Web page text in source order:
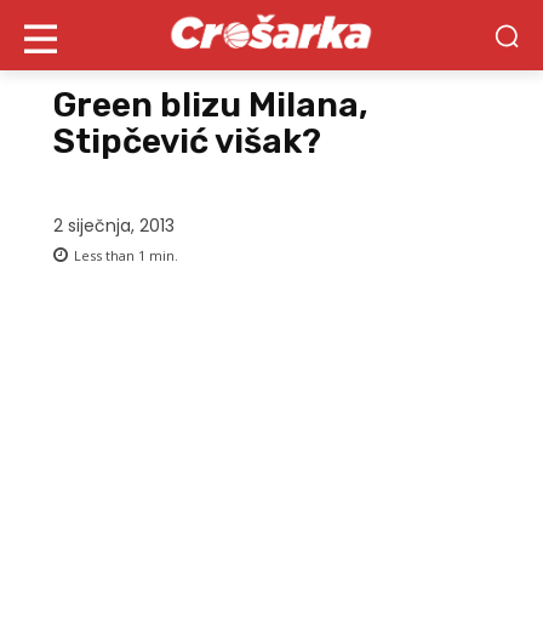
Green blizu Milana,
Stipčević višak?
2 siječnja, 2013
Less than 1 min.